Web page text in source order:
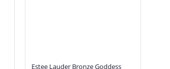
Estee Lauder Bronze Goddess